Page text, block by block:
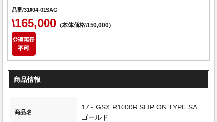
品番/31004-01SAG
\165,000 （本体価格\150,000）
商品情報
商品名
17～GSX-R1000R SLIP-ON TYPE-SA
ゴールド